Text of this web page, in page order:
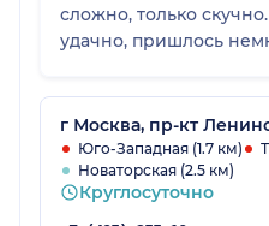
сложно, только
удачно, пришлось
день
г Москва, пр-кт
Юго-Западная (1.7 км)
Новаторская (2.5 км)
Круглосуточно